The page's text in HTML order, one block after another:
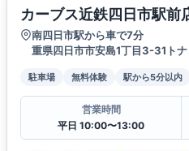
カーブス近鉄四日市駅前
南四日市駅から車で7分
重県四日市市安島1丁目3-31ト
駐車場 無料体験 駅から5分以内
営業時間
平日 10:00〜13:00